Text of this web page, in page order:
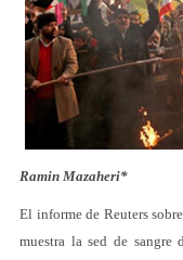
Ramin Mazaheri*
El informe de Reuters
muestra la sed de